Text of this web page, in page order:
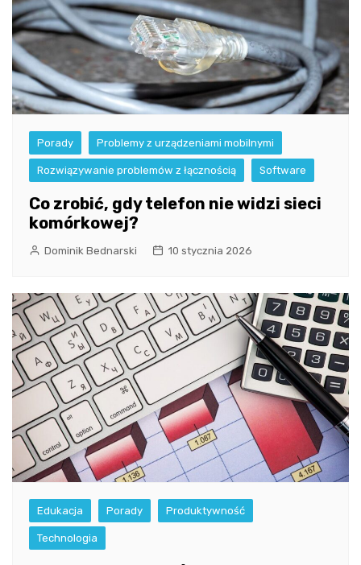
Porady Problemy z urządzeniami mobilnymi
Rozwiązywanie problemów z łącznością Software
Co zrobić, gdy telefon nie widzi sieci
komórkowej?
Dominik Bednarski 10 stycznia 2026
Edukacja Porady Produktywność
Technologia